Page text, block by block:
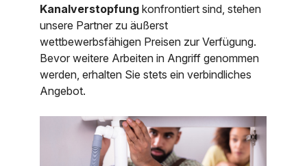
Kanalverstopfungkonfrontiert sind, stehen
unsere Partner zu äußerst
wettbewerbsfähigen Preisen zur Verfügung.
Bevor weitere Arbeiten in Angriff genommen
werden, erhalten Sie stets ein verbindliches
Angebot.